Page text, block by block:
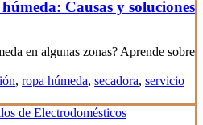
Causas y soluciones
en algunas zonas? Aprende sobre
, ropa húmeda, secadora, servicio